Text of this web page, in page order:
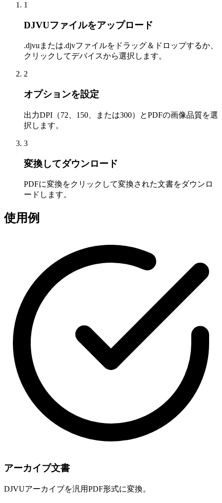
1
DJVUファイルをアップロード
.djvuまたは.djvファイルをドラッグ＆ドロップするか、
クリックしてデバイスから選択します。
2
オプションを設定
出力DPI（72、150、または300）とPDFの画像品質を選
択します。
3
変換してダウンロード
PDFに変換をクリックして変換された文書をダウンロ
ードします。
使用例
アーカイブ文書
DJVUアーカイブを汎用PDF形式に変換。